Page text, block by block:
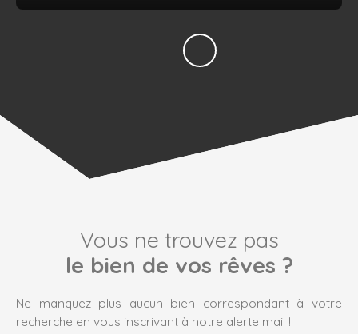
Vous ne trouvez pas
le bien de vos rêves ?
Ne manquez plus aucun bien correspondant à votre
recherche en vous inscrivant à notre alerte mail !